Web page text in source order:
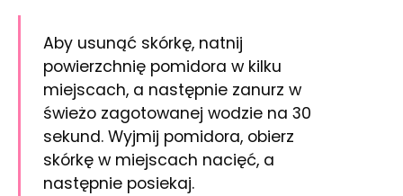
Aby usunąć skórkę, natnij
powierzchnię pomidora w kilku
miejscach, a następnie zanurz w
świeżo zagotowanej wodzie na 30
sekund. Wyjmij pomidora, obierz
skórkę w miejscach nacięć, a
następnie posiekaj.